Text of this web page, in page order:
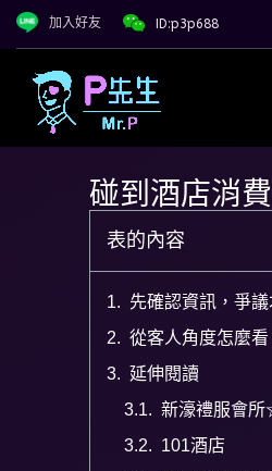
加入好友 ID:p3p688
碰到酒店消
表的內容
先確認資訊，爭
從客人角度怎麼看
延伸閱讀
新濠禮服會
101酒店